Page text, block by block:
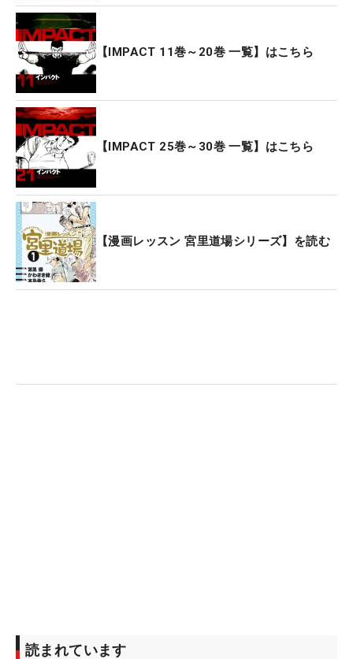
【IMPACT 11巻～20巻 一覧】はこちら
【IMPACT 25巻～30巻 一覧】はこちら
【漫画レッスン 宮里道場シリーズ】を読む
読まれています